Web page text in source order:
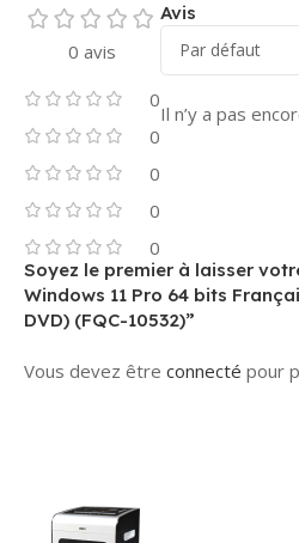
0 avis
0
0
0
0
0
Avis
Il n’y a pas
Soyez le premier à laisser
Windows 11 Pro 64 bits
DVD) (FQC-10532)”
Vous devez être connecté pour